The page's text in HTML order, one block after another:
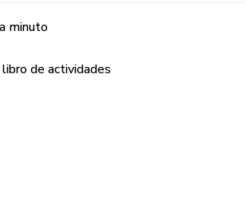
minuto
de actividades